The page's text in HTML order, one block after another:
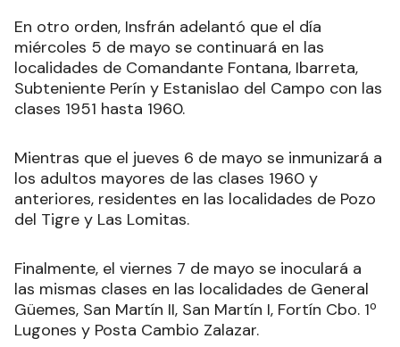
En otro orden, Insfrán adelantó que el día
miércoles 5 de mayo se continuará en las
localidades de Comandante Fontana, Ibarreta,
Subteniente Perín y Estanislao del Campo con las
clases 1951 hasta 1960.
Mientras que el jueves 6 de mayo se inmunizará a
los adultos mayores de las clases 1960 y
anteriores, residentes en las localidades de Pozo
del Tigre y Las Lomitas.
Finalmente, el viernes 7 de mayo se inoculará a
las mismas clases en las localidades de General
Güemes, San Martín II, San Martín I, Fortín Cbo. 1º
Lugones y Posta Cambio Zalazar.